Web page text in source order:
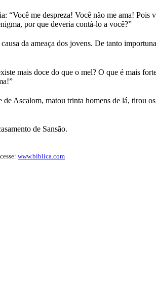
“Você me despreza! Você não me ama!
por que deveria contá-lo a você?”
da ameaça dos jovens. De tanto
mais doce do que o mel? O que é mais
Ascalom, matou trinta homens de lá, tirou
de Sansão.
www.biblica.com